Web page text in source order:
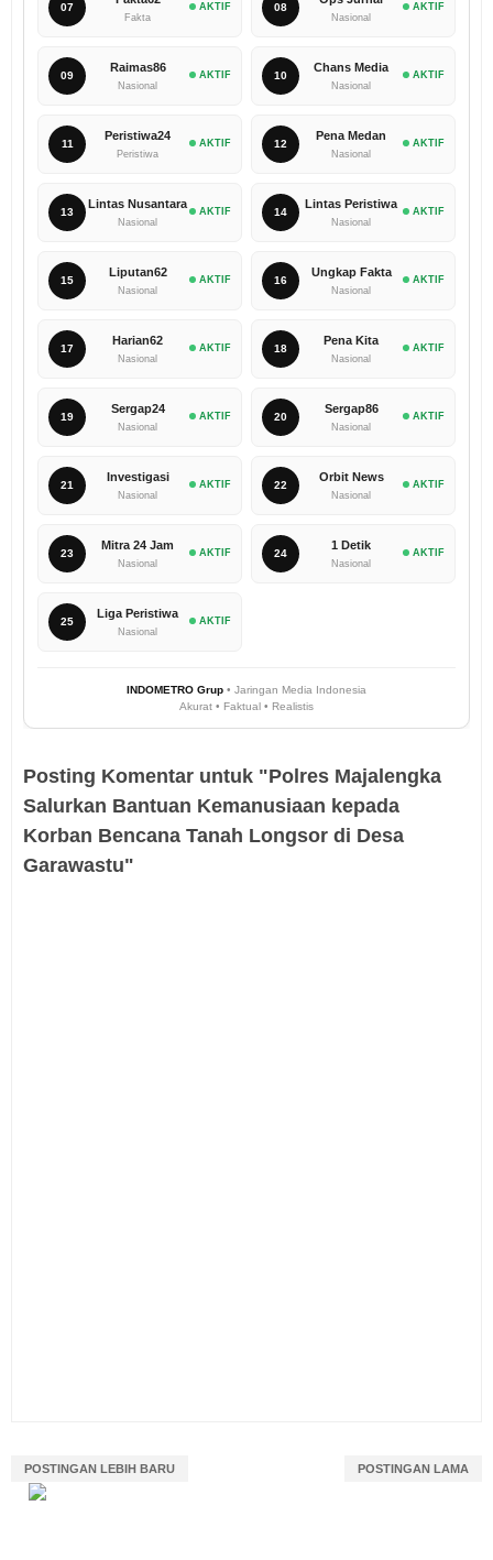
07
Fakta
AKTIF 08
Nasional
AKTIF
09
Raimas86
Nasional
AKTIF 10
Chans Media
Nasional
AKTIF
11
Peristiwa24
Peristiwa
AKTIF 12
Pena Medan
Nasional
AKTIF
13
Lintas Nusantara
Nasional
AKTIF 14
Lintas Peristiwa
Nasional
AKTIF
15
Liputan62
Nasional
AKTIF 16
Ungkap Fakta
Nasional
AKTIF
17
Harian62
Nasional
AKTIF 18
Pena Kita
Nasional
AKTIF
19
Sergap24
Nasional
AKTIF 20
Sergap86
Nasional
AKTIF
21
Investigasi
Nasional
AKTIF 22
Orbit News
Nasional
AKTIF
23
Mitra 24 Jam
Nasional
AKTIF 24
1 Detik
Nasional
AKTIF
25
Liga Peristiwa
Nasional
AKTIF
INDOMETRO Grup • Jaringan Media Indonesia
Akurat • Faktual • Realistis
Posting Komentar untuk "Polres Majalengka
Salurkan Bantuan Kemanusiaan kepada
Korban Bencana Tanah Longsor di Desa
Garawastu‎"
POSTINGAN LEBIH BARU POSTINGAN LAMA